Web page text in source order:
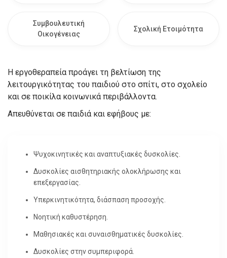
Συμβουλευτική
Οικογένειας
Σχολική Ετοιμότητα
Η εργοθεραπεία προάγει τη βελτίωση της
λειτουργικότητας του παιδιού στο σπίτι, στο σχολείο
και σε ποικίλα κοινωνικά περιβάλλοντα.
Απευθύνεται σε παιδιά και εφήβους με:
Ψυχοκινητικές και αναπτυξιακές δυσκολίες.
Δυσκολίες αισθητηριακής ολοκλήρωσης και
επεξεργασίας.
Υπερκινητικότητα, διάσπαση προσοχής.
Νοητική καθυστέρηση.
Μαθησιακές και συναισθηματικές δυσκολίες.
Δυσκολίες στην συμπεριφορά.